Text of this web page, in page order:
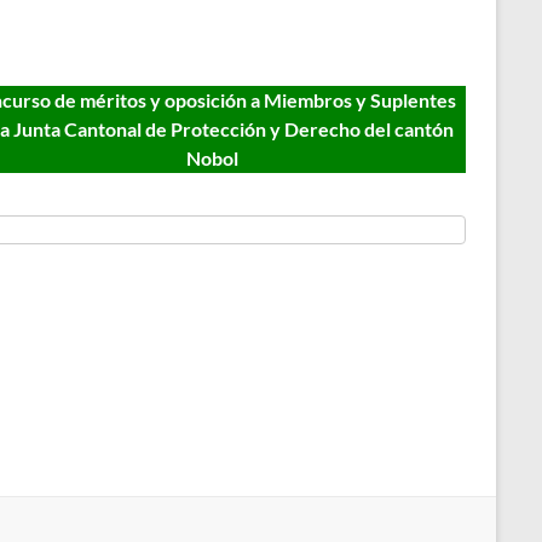
de méritos y oposición a Miembros y Suplentes
Junta Cantonal de Protección y Derecho del cantón
Nobol